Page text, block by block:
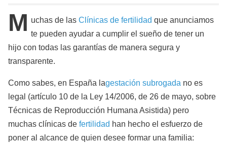
M uchas de las Clínicas de fertilidad que anunciamos
te pueden ayudar a cumplir el sueño de tener un
hijo con todas las garantías de manera segura y
transparente.
Como sabes, en España lagestación subrogada no es
legal (artículo 10 de la Ley 14/2006, de 26 de mayo, sobre
Técnicas de Reproducción Humana Asistida) pero
muchas clínicas de fertilidad han hecho el esfuerzo de
poner al alcance de quien desee formar una familia: